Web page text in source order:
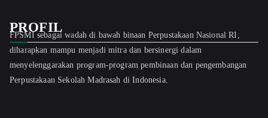
PROFIL
FPSMI sebagai wadah di bawah binaan Perpustakaan Nasional RI,
diharapkan mampu menjadi mitra dan bersinergi dalam
menyelenggarakan program-program pembinaan dan pengembangan
Perpustakaan Sekolah Madrasah di Indonesia.